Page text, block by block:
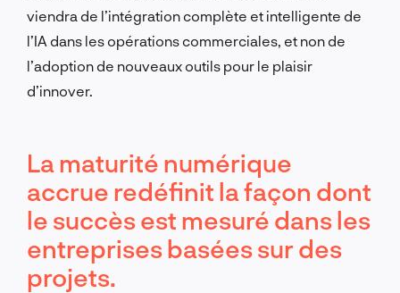
viendra de l’intégration complète et intelligente de
l’IA dans les opérations commerciales, et non de
l’adoption de nouveaux outils pour le plaisir
d’innover.
La maturité numérique
accrue redéfinit la façon dont
le succès est mesuré dans les
entreprises basées sur des
projets.